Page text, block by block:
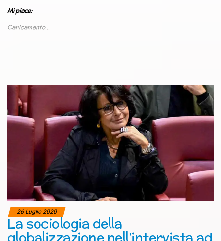
Mi piace:
Caricamento...
26 Luglio 2020
La sociologia della